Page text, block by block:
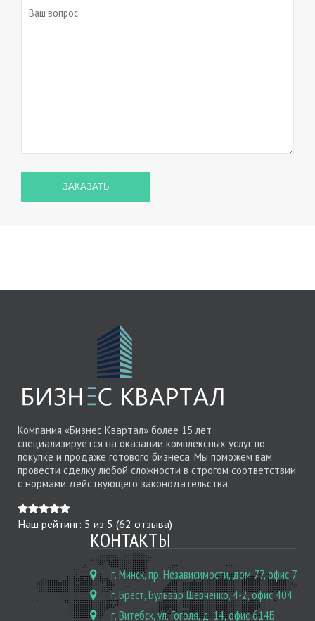
Компания «Бизнес Квартал» более 15 лет
специализируется на оказании комплексных услуг по
покупке и продаже готового бизнеса. Мы поможем вам
провести сделку любой сложности в строгом соответствии
с нормами действующего законодательства.
Наш рейтинг: 5 из 5 (62 отзыва)
КОНТАКТЫ
г. Минск, пр. Независимости, дом 77, офис 7
г. Брест, Бульвар Шевченко, 4-2, офис 404
г. Витебск, ул. Гоголя, д. 14, офис 614Б